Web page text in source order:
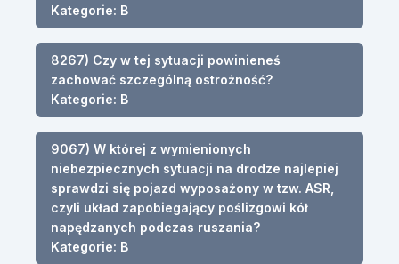
Kategorie: B
8267) Czy w tej sytuacji powinieneś
zachować szczególną ostrożność?
Kategorie: B
9067) W której z wymienionych
niebezpiecznych sytuacji na drodze najlepiej
sprawdzi się pojazd wyposażony w tzw. ASR,
czyli układ zapobiegający poślizgowi kół
napędzanych podczas ruszania?
Kategorie: B